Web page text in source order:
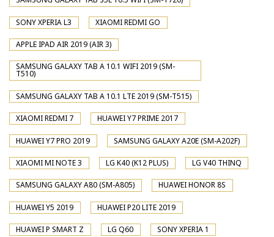
SONY XPERIA L3 XIAOMI REDMI GO
APPLE IPAD AIR 2019 (AIR 3)
SAMSUNG GALAXY TAB A 10.1 WIFI 2019 (SM-
T510)
SAMSUNG GALAXY TAB A 10.1 LTE 2019 (SM-T515)
XIAOMI REDMI 7 HUAWEI Y7 PRIME 2017
HUAWEI Y7 PRO 2019 SAMSUNG GALAXY A20E (SM-A202F)
XIAOMI MI NOTE 3 LG K40 (K12 PLUS) LG V40 THINQ
SAMSUNG GALAXY A80 (SM-A805) HUAWEI HONOR 8S
HUAWEI Y5 2019 HUAWEI P20 LITE 2019
HUAWEI P SMART Z LG Q60 SONY XPERIA 1